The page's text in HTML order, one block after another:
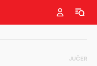
JUČER